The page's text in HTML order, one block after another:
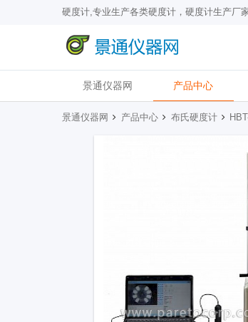
硬度计,专业生产各类硬度计，硬度计生产厂家
景通仪器网 产品中心
景通仪器网 产品中心 布氏硬度计